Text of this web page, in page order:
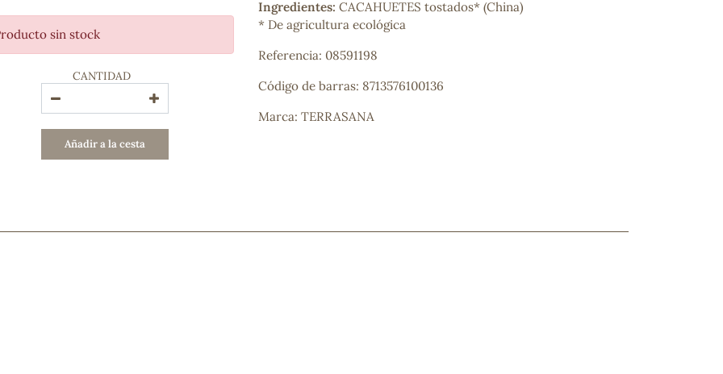
COSMÉTICA E HIGIENE PERSONAL
Cremas, lociones y aceites corporales
Hombre
Higiene personal
Labiales
Aceites esenciales y aromaterapia
Aceites vegetales
Higiene y cuidado capilar
sin stock
CANTIDAD
Añadir a la cesta
Ingredientes: CACAHUETES tostados* (China)
* De agricultura ecológica
Referencia: 08591198
Código de barras: 8713576100136
Marca: TERRASANA